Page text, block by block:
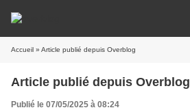
Accueil » Article publié depuis Overblog
Article publié depuis Overblog
Publié le 07/05/2025 à 08:24